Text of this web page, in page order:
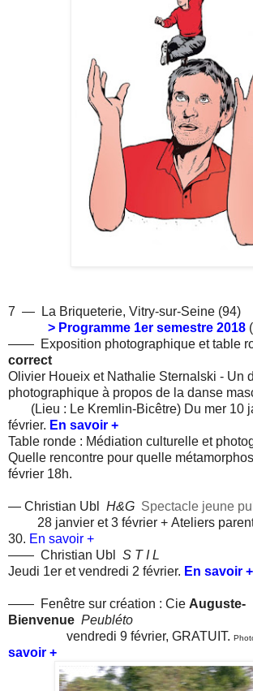
7 — La Briqueterie, Vitry-sur-Seine (94)
> Programme 1er semestre 2018
—— Exposition photographique et table
correct
Olivier Houeix et Nathalie Sternalski - Un
photographique à propos de la danse
(Lieu : Le Kremlin-Bicêtre) Du mer 10
février. En savoir +
Table ronde : Médiation culturelle et
Quelle rencontre pour quelle
février 18h.
— Christian Ubl H&G Spectacle jeune
28 janvier et 3 février + Ateliers
30. En savoir +
—— Christian Ubl
S T I L
Jeudi 1er et vendredi 2 février. En savoir +
—— Fenêtre sur création : Cie Auguste-
Bienvenue Peubléto
vendredi 9 février, GRATUIT.
savoir +